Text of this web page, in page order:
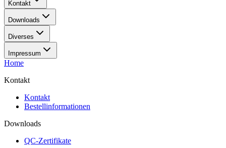
Kontakt
Downloads
Diverses
Impressum
Home
Kontakt
Kontakt
Bestellinformationen
Downloads
QC-Zertifikate